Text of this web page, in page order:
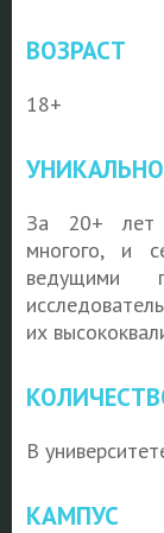
ВОЗРАСТ
18+
За 20+ лет
многого, и
ведущими
их
В
КАМПУС